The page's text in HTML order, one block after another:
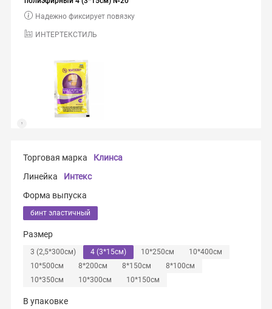
ИНТЕРТЕКСТИЛЬ
Надежно фиксирует повязку
Торговая марка
Клинса
Линейка
Интекс
Форма выпуска
бинт эластичный
Размер
3 (2,5*300см) 4 (3*15см) 10*250см
10*400см
10*500см
8*200см 8*150см
8*100см
10*350см
10*300см 10*150см
В упаковке